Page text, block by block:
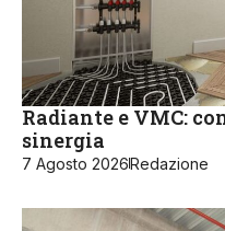
Radiante e VMC:
sinergia
7 Agosto 2026Redazione